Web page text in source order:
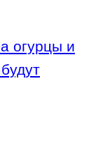
огурцы и